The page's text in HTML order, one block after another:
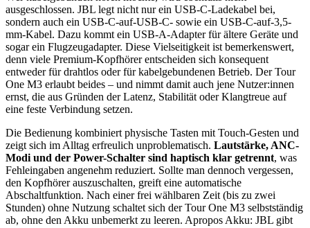
ausgeschlossen. JBL legt nicht nur ein USB-C-Ladekabel bei,
sondern auch ein USB-C-auf-USB-C- sowie ein USB-C-auf-3,5-
mm-Kabel. Dazu kommt ein USB-A-Adapter für ältere Geräte und
sogar ein Flugzeugadapter. Diese Vielseitigkeit ist bemerkenswert,
denn viele Premium-Kopfhörer entscheiden sich konsequent
entweder für drahtlos oder für kabelgebundenen Betrieb. Der Tour
One M3 erlaubt beides – und nimmt damit auch jene Nutzer:innen
ernst, die aus Gründen der Latenz, Stabilität oder Klangtreue auf
eine feste Verbindung setzen.
Die Bedienung kombiniert physische Tasten mit Touch-Gesten und
zeigt sich im Alltag erfreulich unproblematisch. Lautstärke, ANC-
Modi und der Power-Schalter sind haptisch klar getrennt, was
Fehleingaben angenehm reduziert. Sollte man dennoch vergessen,
den Kopfhörer auszuschalten, greift eine automatische
Abschaltfunktion. Nach einer frei wählbaren Zeit (bis zu zwei
Stunden) ohne Nutzung schaltet sich der Tour One M3 selbstständig
ab, ohne den Akku unbemerkt zu leeren. Apropos Akku: JBL gibt